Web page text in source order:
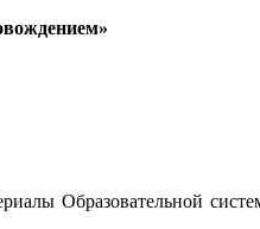
Образовательной